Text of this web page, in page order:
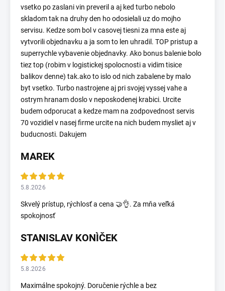
vsetko po zaslani vin preveril a aj ked turbo nebolo
skladom tak na druhy den ho odosielali uz do mojho
servisu. Kedze som bol v casovej tiesni za mna este aj
vytvorili objednavku a ja som to len uhradil. TOP pristup a
superrychle vybavenie objednavky. Ako bonus balenie bolo
tiez top (robim v logistickej spolocnosti a vidim tisice
balikov denne) tak.ako to islo od nich zabalene by malo
byt vsetko. Turbo nastrojene aj pri svojej vyssej vahe a
ostrym hranam doslo v neposkodenej krabici. Urcite
budem odporucat a kedze mam na zodpovednost servis
70 vozidiel v nasej firme urcite na nich budem mysliet aj v
buducnosti. Dakujem
MAREK
5.8.2026
Skvelý prístup, rýchlosť a cena 🤝👌. Za mňa veľká
spokojnosť
STANISLAV KONÌČEK
5.8.2026
Maximálne spokojný. Doručenie rýchle a bez